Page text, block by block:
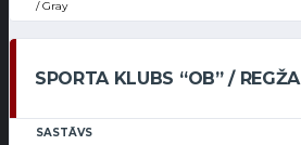
/ Gray
SPORTA KLUBS “OB” / REGŽA
SASTĀVS